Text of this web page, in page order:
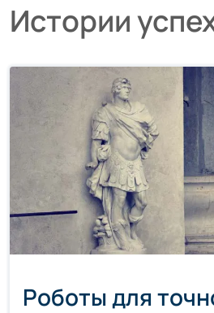
Истории
Роботы для